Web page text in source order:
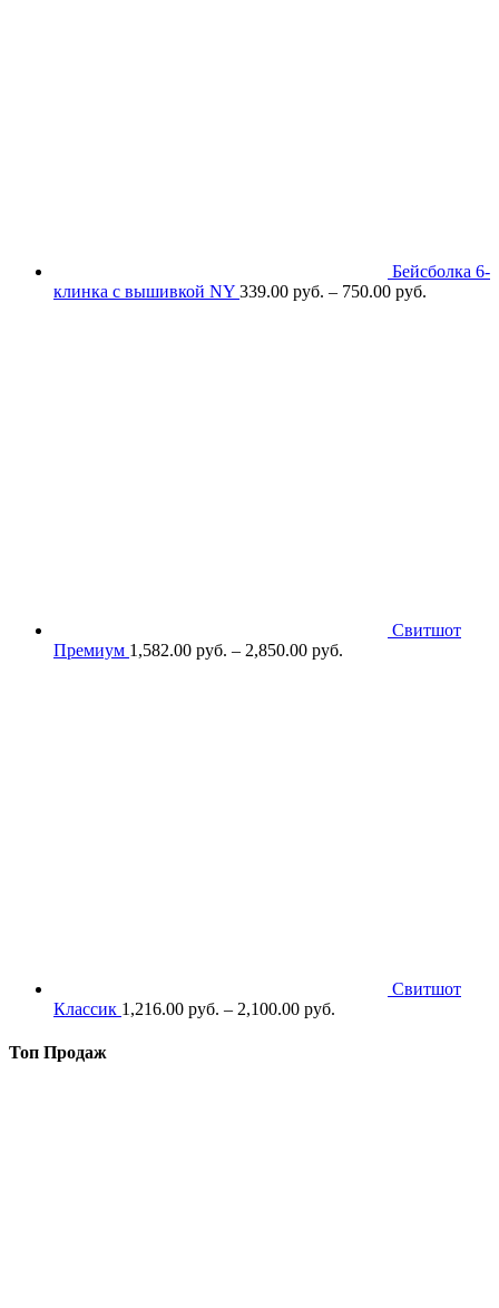
Бейсболка 6-
клинка с вышивкой NY 339.00 руб. – 750.00 руб.
Свитшот
Премиум 1,582.00 руб. – 2,850.00 руб.
Свитшот
Классик 1,216.00 руб. – 2,100.00 руб.
Топ Продаж